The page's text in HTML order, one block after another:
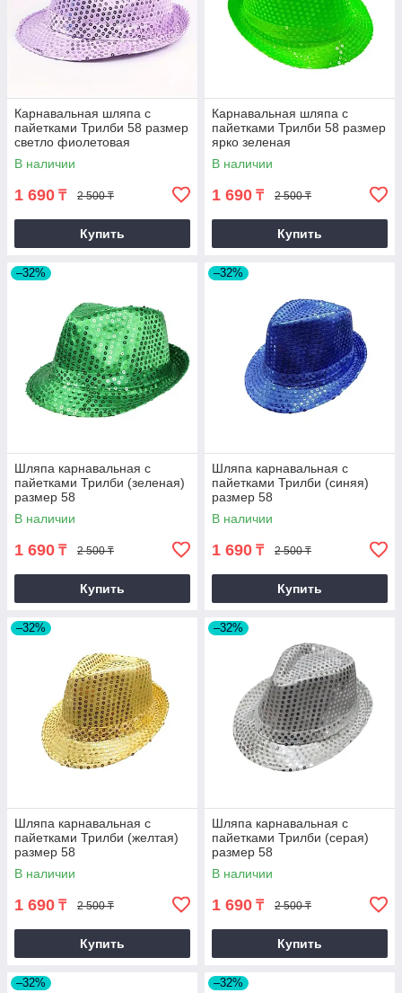
Карнавальная шляпа с
пайетками Трилби 58 размер
светло фиолетовая
В наличии
1 690 ₸ 2 500 ₸
Купить
Карнавальная шляпа с
пайетками Трилби 58 размер
ярко зеленая
В наличии
1 690 ₸ 2 500 ₸
Купить
–32%
Шляпа карнавальная с
пайетками Трилби (зеленая)
размер 58
В наличии
1 690 ₸ 2 500 ₸
Купить
–32%
Шляпа карнавальная с
пайетками Трилби (синяя)
размер 58
В наличии
1 690 ₸ 2 500 ₸
Купить
–32%
Шляпа карнавальная с
пайетками Трилби (желтая)
размер 58
В наличии
1 690 ₸ 2 500 ₸
Купить
–32%
Шляпа карнавальная с
пайетками Трилби (серая)
размер 58
В наличии
1 690 ₸ 2 500 ₸
Купить
–32% –32%